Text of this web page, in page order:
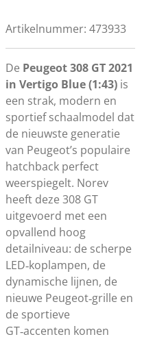
Artikelnummer: 473933
De Peugeot 308 GT 2021
in Vertigo Blue (1:43) is
een strak, modern en
sportief schaalmodel dat
de nieuwste generatie
van Peugeot’s populaire
hatchback perfect
weerspiegelt. Norev
heeft deze 308 GT
uitgevoerd met een
opvallend hoog
detailniveau: de scherpe
LED‑koplampen, de
dynamische lijnen, de
nieuwe Peugeot‑grille en
de sportieve
GT‑accenten komen